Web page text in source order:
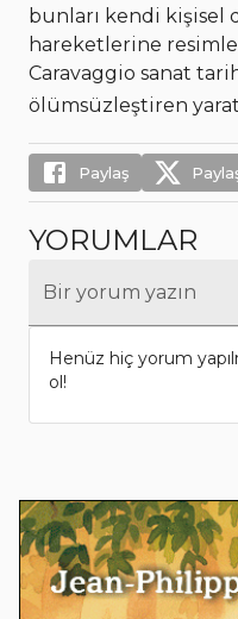
bunları kendi kişisel
hareketlerine
Caravaggio sanat
ölümsüzleştiren
Paylaş
YORUMLAR
Bir yorum yazın
Henüz hiç yorum
ol!